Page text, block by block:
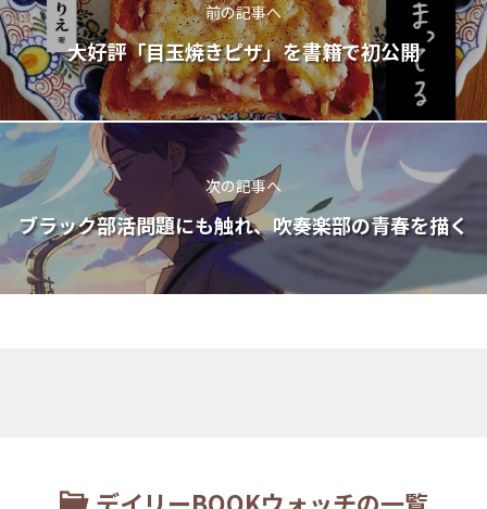
前の記事へ
大好評「目玉焼きピザ」を書籍で初公開
次の記事へ
ブラック部活問題にも触れ、吹奏楽部の青春を描く
デイリーBOOKウォッチの一覧